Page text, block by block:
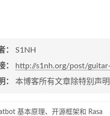
： S1NH
：
http://s1nh.org/post/
： 本博客所有文章除特别声
基本原理、开源框架和 Rasa